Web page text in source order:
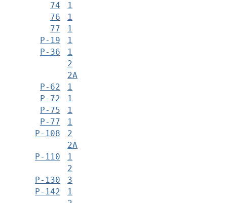
74
1
76
1
77
1
Р-19
1
Р-36
1
2
2А
Р-62
1
Р-72
1
Р-75
1
Р-77
1
Р-108
2
2А
Р-110
1
2
Р-130
3
Р-142
1